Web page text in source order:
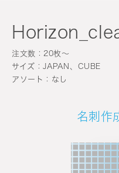
注文数：20枚〜
サイズ：JAPAN、CUBE
アソート：なし
名刺作